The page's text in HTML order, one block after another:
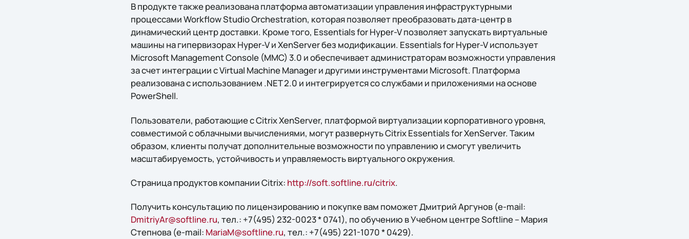
В продукте также реализована платформа автоматизации управления инфраструктурными
процессами Workflow Studio Orchestration, которая позволяет преобразовать дата-центр в
динамический центр доставки. Кроме того, Essentials for Hyper-V позволяет запускать виртуальные
машины на гипервизорах Hyper-V и XenServer без модификации. Essentials for Hyper-V использует
Microsoft Management Console (MMC) 3.0 и обеспечивает администраторам возможности управления
за счет интеграции с Virtual Machine Manager и другими инструментами Microsoft. Платформа
реализована с использованием .NET 2.0 и интегрируется со службами и приложениями на основе
PowerShell.
Пользователи, работающие с Citrix XenServer, платформой виртуализации корпоративного уровня,
совместимой с облачными вычислениями, могут развернуть Citrix Essentials for XenServer. Таким
образом, клиенты получат дополнительные возможности по управлению и смогут увеличить
масштабируемость, устойчивость и управляемость виртуального окружения.
Страница продуктов компании Citrix: http://soft.softline.ru/citrix.
Получить конcультацию по лицензированию и покупке вам поможет Дмитрий Аргунов (e-mail:
DmitriyAr@softline.ru, тел.: +7(495) 232-0023 * 0741), по обучению в Учебном центре Softline – Мария
Степнова (e-mail: MariaM@softline.ru, тел.: +7(495) 221-1070 * 0429).